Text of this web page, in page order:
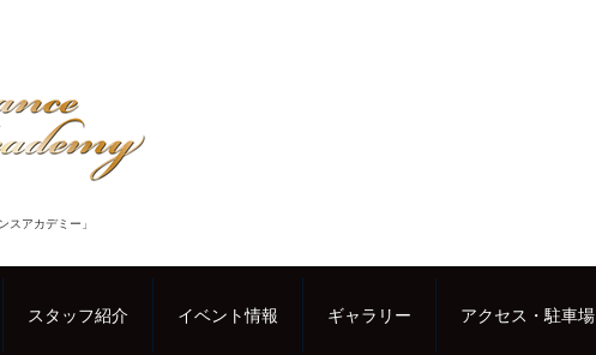
スアカデミー」
スタッフ紹介 イベント情報 ギャラリー アクセス・駐車場